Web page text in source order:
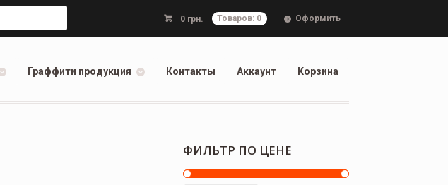
0 грн. Товаров: 0 Оформить
Граффити продукция Контакты Аккаунт Корзина
ФИЛЬТР ПО ЦЕНЕ